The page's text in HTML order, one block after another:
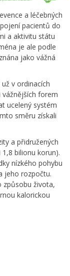
a léčebných
pacientů do
a aktivitu státu
je ale podle
jako vážná
v ordinacích
forem
ucelený systém
směru získali
a přidružených
bilionu korun).
nízkého pohybu
jeho rozpočtu.
způsobu života,
kalorickou